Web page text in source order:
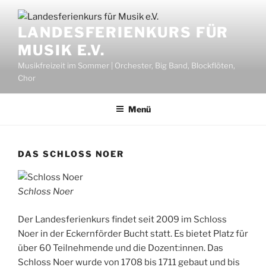
Inhalt
springenLANDESFERIENKURS FÜR
MUSIK E.V.
Musikfreizeit im Sommer | Orchester, Big Band, Blockflöten,
Chor
Menü
DAS SCHLOSS NOER
Schloss Noer
Der Landesferienkurs findet seit 2009 im Schloss
Noer in der Eckernförder Bucht statt. Es bietet Platz für
über 60 Teilnehmende und die Dozent:innen. Das
Schloss Noer wurde von 1708 bis 1711 gebaut und bis